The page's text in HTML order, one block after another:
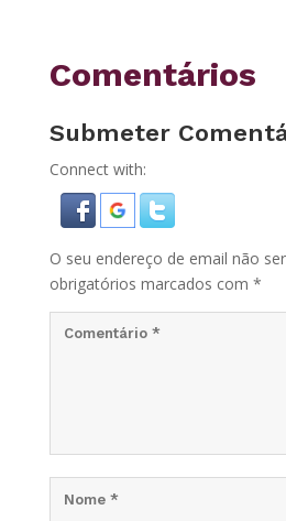
Comentários
Submeter
Connect with:
O seu endereço de email não
obrigatórios marcados com *